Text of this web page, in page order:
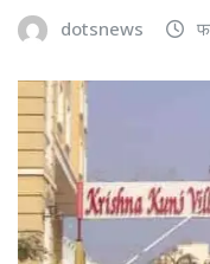
dotsnews